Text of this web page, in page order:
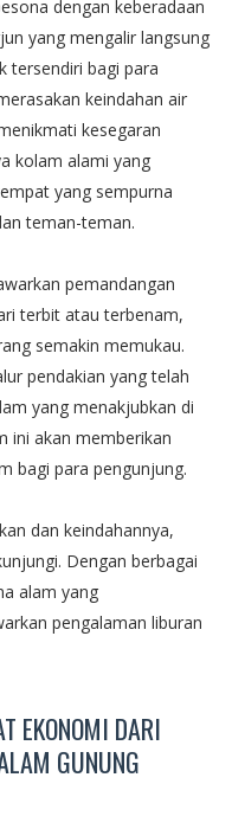
dengan keberadaan
yang mengalir langsung
tersendiri bagi para
keindahan air
kesegaran
kolam alami yang
yang sempurna
teman-teman.
pemandangan
terbit atau terbenam,
semakin memukau.
pendakian yang telah
yang menakjubkan di
ini akan memberikan
bagi para pengunjung.
dan keindahannya,
Dengan berbagai
alam yang
pengalaman liburan
EKONOMI DARI
GUNUNG